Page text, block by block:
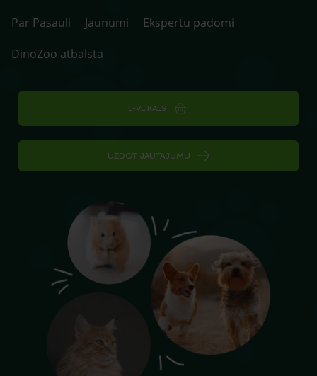
Par Pasauli
Jaunumi
Ekspertu padomi
DinoZoo atbalsta
E-VEIKALS
UZDOT JAUTĀJUMU